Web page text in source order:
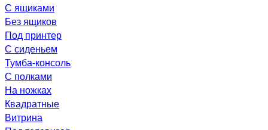
С ящиками
Без ящиков
Под принтер
С сиденьем
Тумба-консоль
С полками
На ножках
Квадратные
Витрина